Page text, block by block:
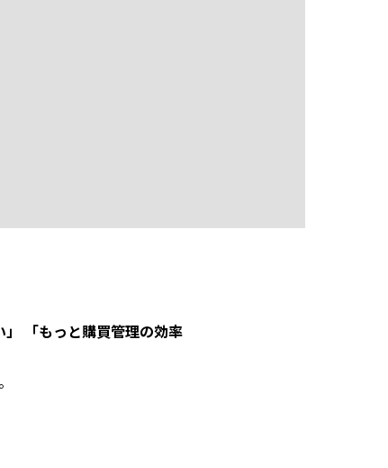
」 「もっと購買管理の効率